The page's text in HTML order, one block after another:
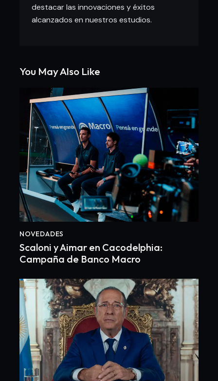
destacar las innovaciones y éxitos
alcanzados en nuestros estudios.
You May Also Like
NOVEDADES
Scaloni y Aimar en Cacodelphia:
Campaña de Banco Macro